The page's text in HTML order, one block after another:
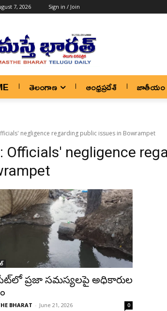
7, 2026 Sign in / Join
తెలంగాణ ఆంధ్రప్రదేశ్ జాతీయం
negligence regarding public issues in Bowrampet
Officials' negligence
ప్రజా సమస్యలపై అధికారుల
BHARAT - June 21, 2026 0